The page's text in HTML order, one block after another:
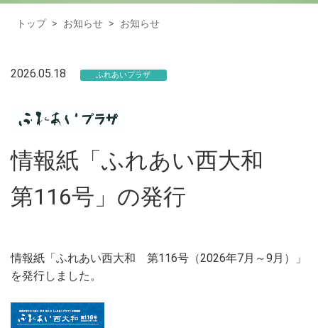
トップ > お知らせ > お知らせ
2026.05.18 ふれあいプラザ
情報紙「ふれあい西大和
第116号」の発行
情報紙「ふれあい西大和 第116号（2026年7月～9月）」
を発行しました。